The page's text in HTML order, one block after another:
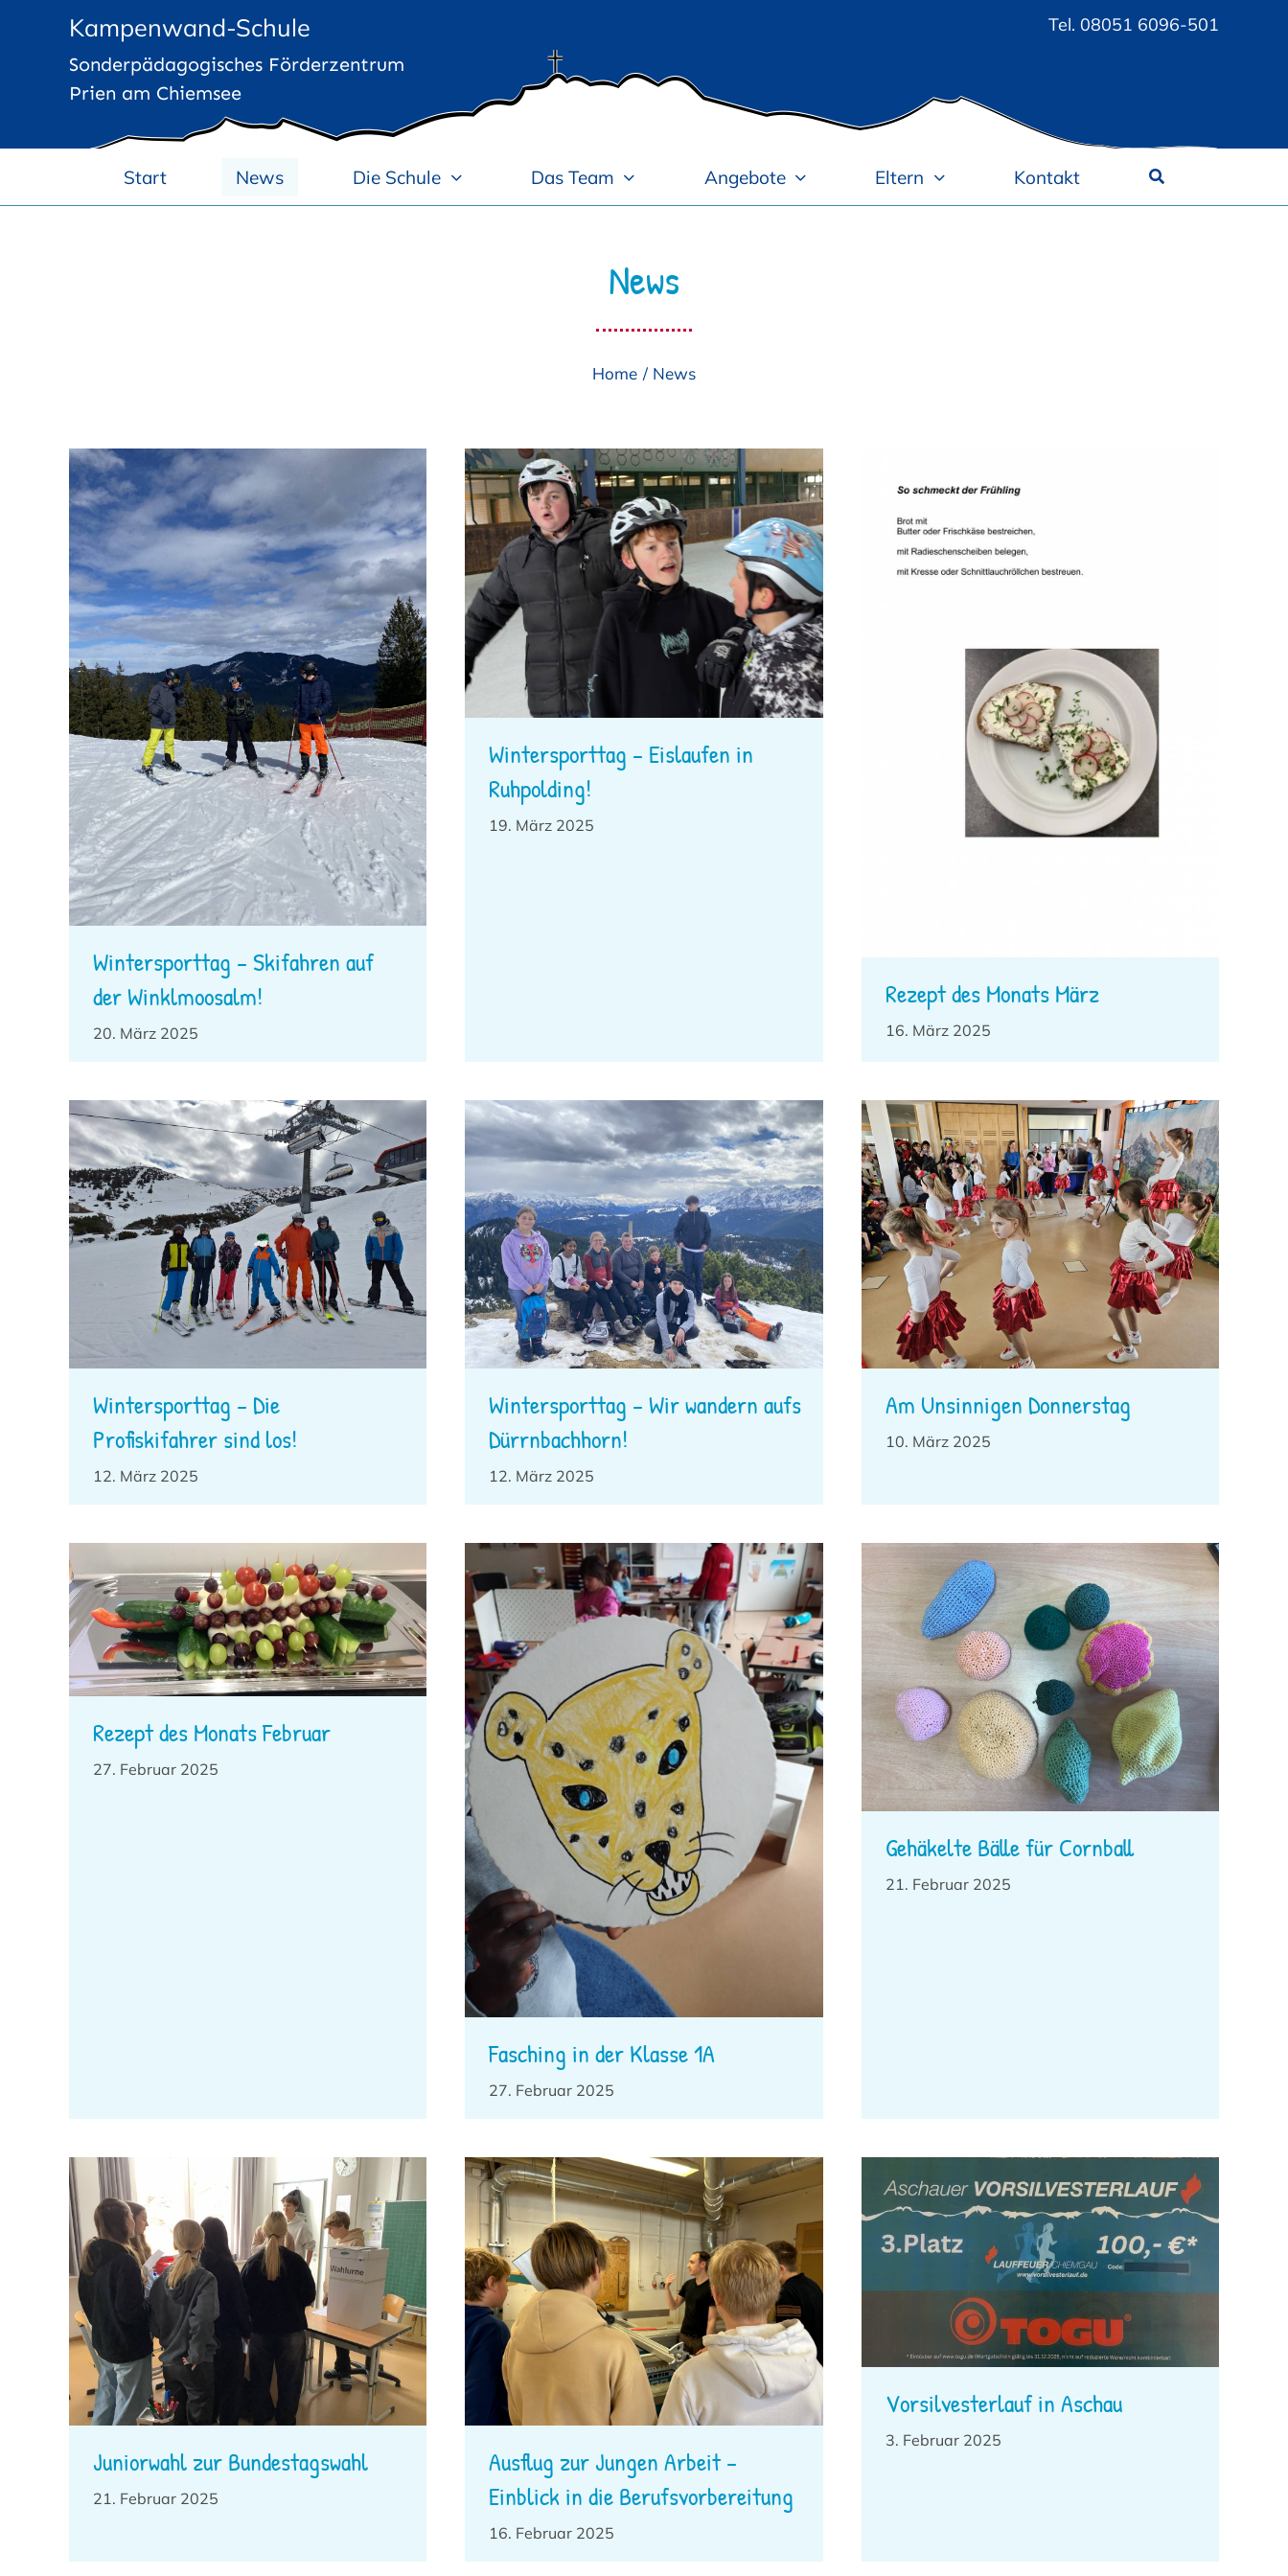
Kampenwand-Schule
Sonderpädagogisches Förderzentrum
Prien am Chiemsee
Tel. 08051 6096-501
Start News Die Schule Das Team Angebote Eltern Kontakt
News
Home News
Wintersporttag – Skifahren auf
der Winklmoosalm!
20. März 2025
Wintersporttag – Eislaufen in
Ruhpolding!
19. März 2025
Rezept des Monats März
16. März 2025
Wintersporttag – Die
Profiskifahrer sind los!
12. März 2025
Wintersporttag – Wir wandern aufs
Dürrnbachhorn!
12. März 2025
Am Unsinnigen Donnerstag
10. März 2025
Rezept des Monats Februar
27. Februar 2025
Fasching in der Klasse 1A
27. Februar 2025
Gehäkelte Bälle für Cornball
21. Februar 2025
Juniorwahl zur Bundestagswahl
21. Februar 2025
Ausflug zur Jungen Arbeit –
Einblick in die Berufsvorbereitung
16. Februar 2025
Vorsilvesterlauf in Aschau
3. Februar 2025